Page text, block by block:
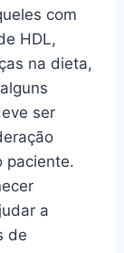
com
HDL,
na dieta,
ser
paciente.
a
de